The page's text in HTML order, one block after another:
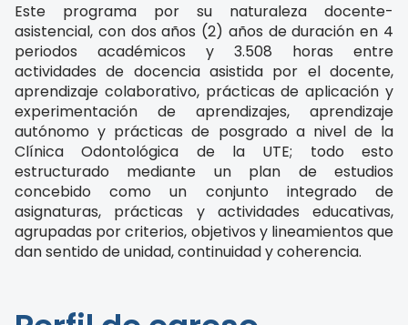
Este programa por su naturaleza docente-
asistencial, con dos años (2) años de duración en 4
periodos académicos y 3.508 horas entre
actividades de docencia asistida por el docente,
aprendizaje colaborativo, prácticas de aplicación y
experimentación de aprendizajes, aprendizaje
autónomo y prácticas de posgrado a nivel de la
Clínica Odontológica de la UTE; todo esto
estructurado mediante un plan de estudios
concebido como un conjunto integrado de
asignaturas, prácticas y actividades educativas,
agrupadas por criterios, objetivos y lineamientos que
dan sentido de unidad, continuidad y coherencia.